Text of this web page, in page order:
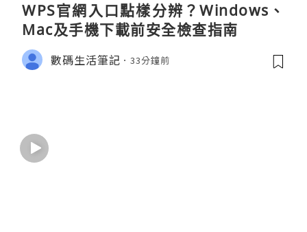
WPS官網入口點樣分辨？Windows、
Mac及手機下載前安全檢查指南
數碼生活筆記 33分鐘前